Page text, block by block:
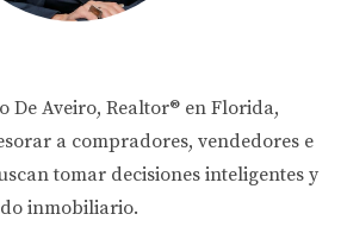
tus cuentas al día antes de
hipotecario.
a Considerar
una casa, es fácil
el precio de la propiedad. Sin
otros gastos que debes considerar
De Aveiro, Realtor® en Florida,
a compradores, vendedores e
tomar decisiones inteligentes y
inmobiliario.